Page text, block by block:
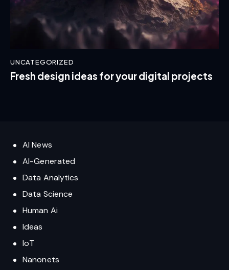
UNCATEGORIZED
Fresh design ideas for your digital projects
AI News
AI-Generated
Data Analytics
Data Science
Human Ai
Ideas
IoT
Nanonets